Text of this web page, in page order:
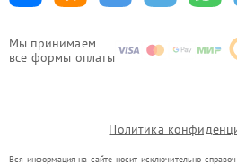
Мы принимаем
все формы оплаты
Политика
Вся информация на сайте носит исключительно